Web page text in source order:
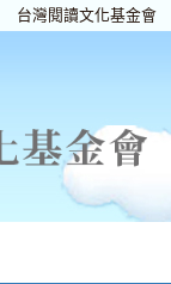
台灣閱讀文化基金會